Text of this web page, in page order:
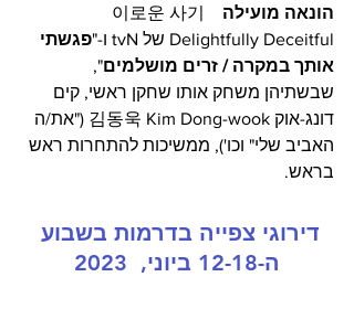
הונאה מועילה
  이로운 사기
Delightfully Deceitful של tvN ו-"
פגשתי
אותך במקרה / זרים מושלמים",
שבשתיהן משחק אותו שחקן ראשי, קים
דונג-אוק 김동욱 Kim Dong-wook ("את/ה
האביב שלי" וכו'), ממשיכות להתחרות ראש
בראש.
דירוגי צפייה בדרמות בשבוע
ה-12-18 ביוני,  2023